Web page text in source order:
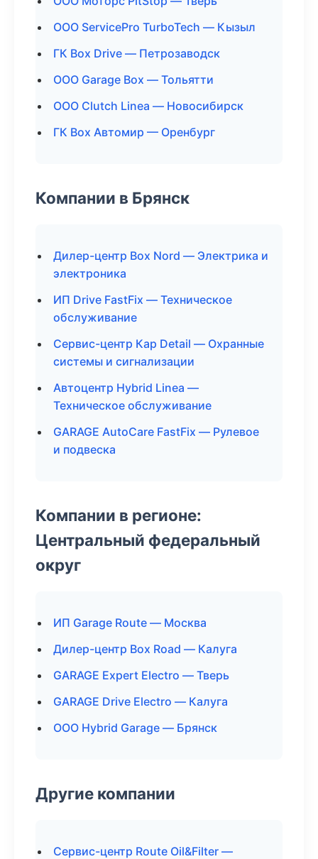
ООО ServicePro TurboTech — Кызыл
ГК Box Drive — Петрозаводск
ООО Garage Box — Тольятти
ООО Clutch Linea — Новосибирск
ГК Box Автомир — Оренбург
Компании в Брянск
Дилер-центр Box Nord — Электрика и
электроника
ИП Drive FastFix — Техническое
обслуживание
Сервис-центр Кар Detail — Охранные
системы и сигнализации
Автоцентр Hybrid Linea —
Техническое обслуживание
GARAGE AutoCare FastFix — Рулевое
и подвеска
Компании в регионе:
Центральный федеральный
округ
ИП Garage Route — Москва
Дилер-центр Box Road — Калуга
GARAGE Expert Electro — Тверь
GARAGE Drive Electro — Калуга
ООО Hybrid Garage — Брянск
Другие компании
Сервис-центр Route Oil&Filter —